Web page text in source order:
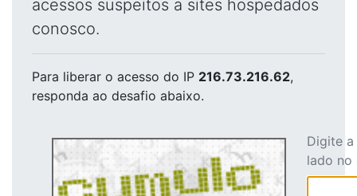
acessos suspeitos a sites hospedados
conosco.
Para liberar o acesso do IP 216.73.216.62,
responda ao desafio abaixo.
Digite
lado no